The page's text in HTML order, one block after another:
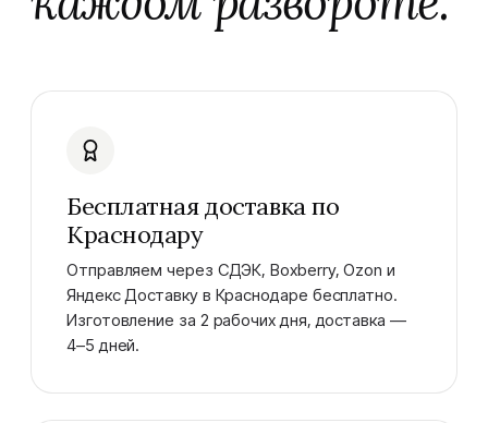
Бесплатная доставка по
Краснодару
Отправляем через СДЭК, Boxberry, Ozon и
Яндекс Доставку в Краснодаре бесплатно.
Изготовление за 2 рабочих дня, доставка —
4–5 дней.